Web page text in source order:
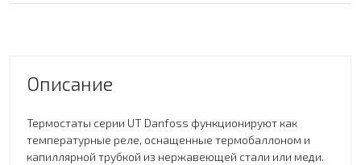
Описание
Термостаты серии UT Danfoss функционируют как
температурные реле, оснащенные термобаллоном и
капиллярной трубкой из нержавеющей стали или меди.